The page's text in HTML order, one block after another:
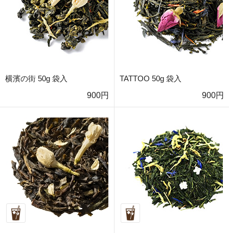
横濱の街 50g 袋入
900円
TATTOO 50g 袋入
900円